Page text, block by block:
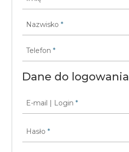
Nazwisko *
Telefon *
Dane do logowania
E-mail | Login *
Hasło *